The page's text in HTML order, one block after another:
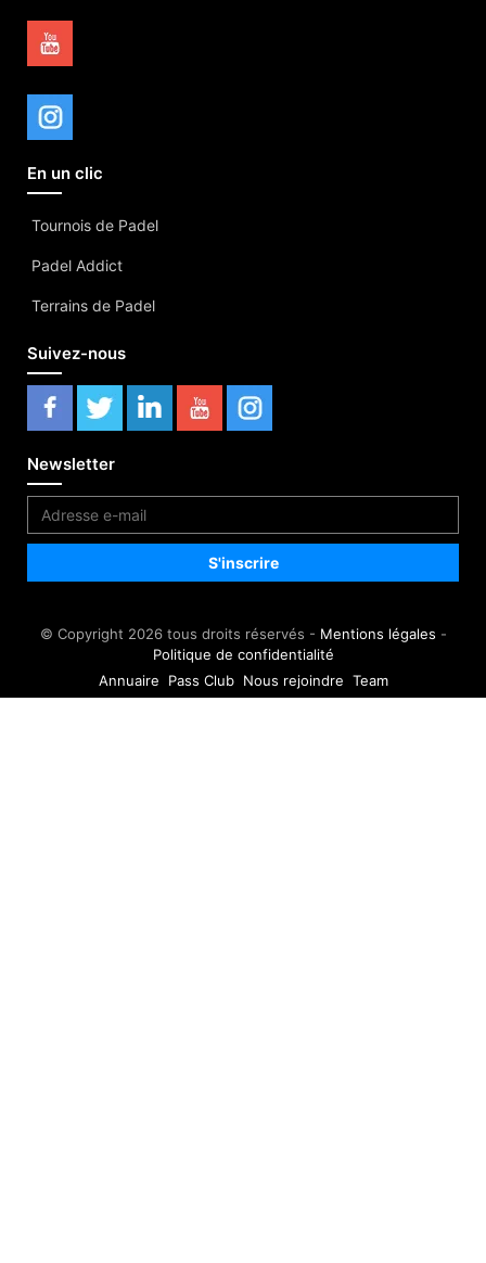
En un clic
Tournois de Padel
Padel Addict
Terrains de Padel
Suivez-nous
Newsletter
© Copyright 2026 tous droits réservés - Mentions légales -
Politique de confidentialité
Annuaire
Pass Club Nous rejoindre Team